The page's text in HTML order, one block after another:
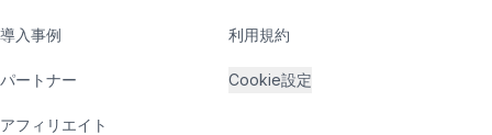
導入事例
パートナー
アフィリエイト
利用規約
Cookie設定